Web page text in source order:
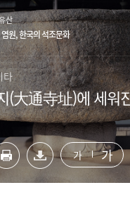
산
원, 한국의 석조문화
타
(大通寺址)에 세워
가 가